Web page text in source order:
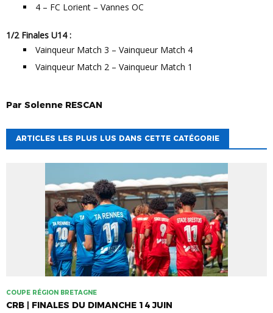
4 – FC Lorient – Vannes OC
1/2 Finales U14 :
Vainqueur Match 3 – Vainqueur Match 4
Vainqueur Match 2 – Vainqueur Match 1
Par Solenne RESCAN
ARTICLES LES PLUS LUS DANS CETTE CATÉGORIE
COUPE RÉGION BRETAGNE
CRB | FINALES DU DIMANCHE 14 JUIN